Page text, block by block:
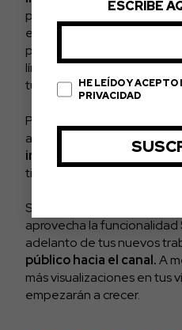
proporcionar un enlace a
espectadores pueden
puedes ofrecer servicios
línea o tutorías
tus vídeos de Shorts.
Para aprovechar al máximo
asegúrate de incluir
inviten a los
tienda en línea.
Si ya tienes tu canal de
aprovecha la funcionalidad
adelanto de tus nuevos
público hacia el canal.A
más visualizaciones en tus
empezarán a crecer.
ESCRIBE
HE LEÍDO Y
PRIVACIDAD